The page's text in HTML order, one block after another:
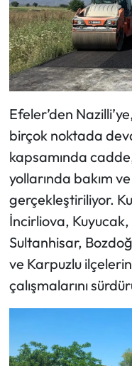
Efeler’den
birçok noktada
kapsamında
yollarında bakım
gerçekleştiriliyor.
İncirliova,
Sultanhisar,
ve Karpuzlu
çalışmalarını